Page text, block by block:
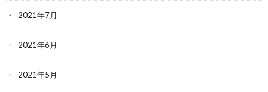
2021年7月
2021年6月
2021年5月